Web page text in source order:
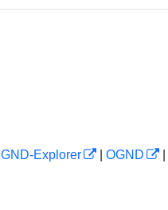
GND-Explorer OGND